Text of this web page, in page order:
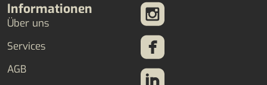
Informationen
Über uns
Services
AGB